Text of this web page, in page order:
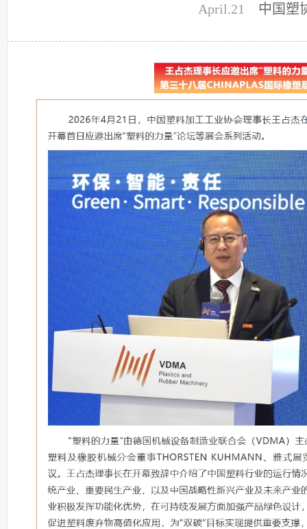
April.21 中国塑